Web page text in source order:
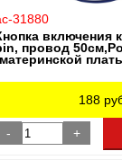
31880
включения
провод
188
- +